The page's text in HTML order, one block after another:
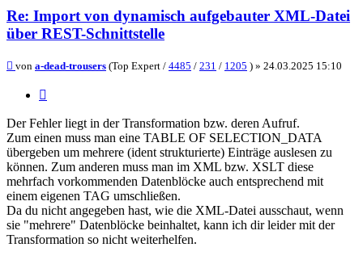
Re: Import von dynamisch aufgebauter XML-Datei
über REST-Schnittstelle
Beitrag
von a-dead-trousers (Top Expert / 4485 / 231 / 1205 ) » 24.03.2025 15:10
Der Fehler liegt in der Transformation bzw. deren Aufruf.
Zum einen muss man eine TABLE OF SELECTION_DATA
übergeben um mehrere (ident strukturierte) Einträge auslesen zu
können. Zum anderen muss man im XML bzw. XSLT diese
mehrfach vorkommenden Datenblöcke auch entsprechend mit
einem eigenen TAG umschließen.
Da du nicht angegeben hast, wie die XML-Datei ausschaut, wenn
sie "mehrere" Datenblöcke beinhaltet, kann ich dir leider mit der
Transformation so nicht weiterhelfen.